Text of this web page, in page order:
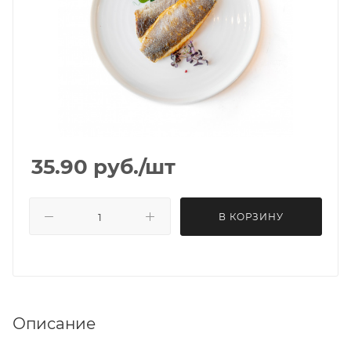
35.90 руб./шт
В КОРЗИНУ
Описание